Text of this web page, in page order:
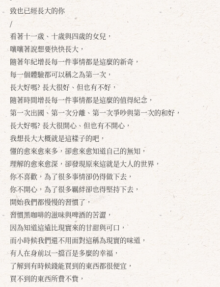
致也已經長大的你
/
看著十一歲、十歲與四歲的女兒，
嚷嚷著說想要快快長大，
隨著年紀增長每一件事情都是這麼的新奇，
每一個體驗都可以稱之為第一次，
長大好嗎? 長大很好、但也有不好，
隨著時間增長每一件事情都是這麼的值得紀念，
第一次出國、第一次分離、第一次爭吵與第一次的和好，
長大好嗎? 長大很開心、但也有不開心，
我想長大大概就是這樣子的吧，
懂的愈來愈來多，卻愈來愈知道自己的無知，
理解的愈來愈深，卻發現原來這就是大人的世界，
你不喜歡，為了很多事情卻仍得做下去，
你不開心，為了很多羈絆卻也得堅持下去，
開始我們都慢慢的習慣了，
習慣黑咖啡的滋味與啤酒的苦澀，
因為知道這遠比現實來的甘甜與可口，
而小時候我們還不用面對這稱為現實的味道，
有人在身前以一擋百是多麼的幸福，
了解到有時候錢能買到的東西都很便宜，
買不到的東西所費不貲，